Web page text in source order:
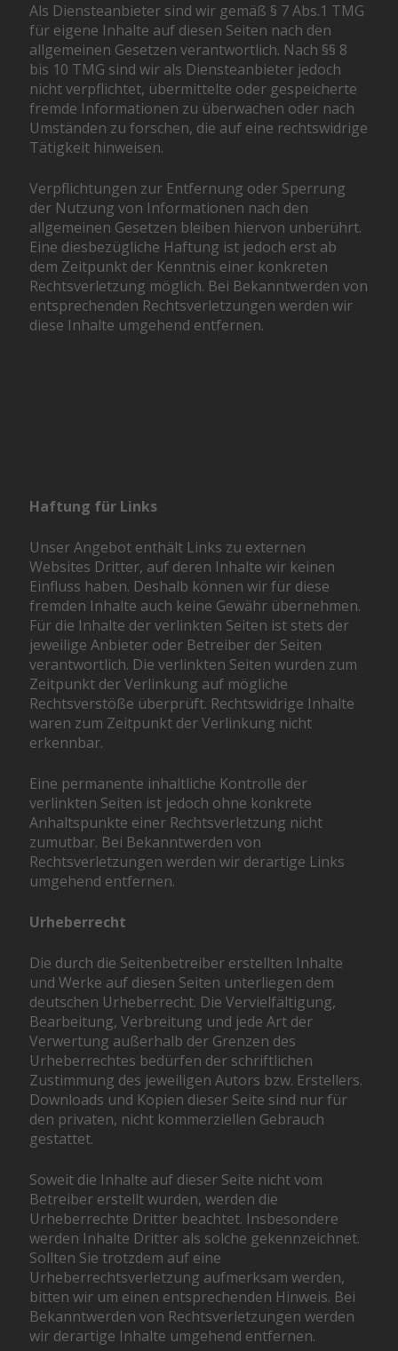
Als Diensteanbieter sind wir gemäß § 7 Abs.1 TMG
für eigene Inhalte auf diesen Seiten nach den
allgemeinen Gesetzen verantwortlich. Nach §§ 8
bis 10 TMG sind wir als Diensteanbieter jedoch
nicht verpflichtet, übermittelte oder gespeicherte
fremde Informationen zu überwachen oder nach
Umständen zu forschen, die auf eine rechtswidrige
Tätigkeit hinweisen.
Verpflichtungen zur Entfernung oder Sperrung
der Nutzung von Informationen nach den
allgemeinen Gesetzen bleiben hiervon unberührt.
Eine diesbezügliche Haftung ist jedoch erst ab
dem Zeitpunkt der Kenntnis einer konkreten
Rechtsverletzung möglich. Bei Bekanntwerden von
entsprechenden Rechtsverletzungen werden wir
diese Inhalte umgehend entfernen.
Haftung für Links
Unser Angebot enthält Links zu externen
Websites Dritter, auf deren Inhalte wir keinen
Einfluss haben. Deshalb können wir für diese
fremden Inhalte auch keine Gewähr übernehmen.
Für die Inhalte der verlinkten Seiten ist stets der
jeweilige Anbieter oder Betreiber der Seiten
verantwortlich. Die verlinkten Seiten wurden zum
Zeitpunkt der Verlinkung auf mögliche
Rechtsverstöße überprüft. Rechtswidrige Inhalte
waren zum Zeitpunkt der Verlinkung nicht
erkennbar.
Eine permanente inhaltliche Kontrolle der
verlinkten Seiten ist jedoch ohne konkrete
Anhaltspunkte einer Rechtsverletzung nicht
zumutbar. Bei Bekanntwerden von
Rechtsverletzungen werden wir derartige Links
umgehend entfernen.
Urheberrecht
Die durch die Seitenbetreiber erstellten Inhalte
und Werke auf diesen Seiten unterliegen dem
deutschen Urheberrecht. Die Vervielfältigung,
Bearbeitung, Verbreitung und jede Art der
Verwertung außerhalb der Grenzen des
Urheberrechtes bedürfen der schriftlichen
Zustimmung des jeweiligen Autors bzw. Erstellers.
Downloads und Kopien dieser Seite sind nur für
den privaten, nicht kommerziellen Gebrauch
gestattet.
Soweit die Inhalte auf dieser Seite nicht vom
Betreiber erstellt wurden, werden die
Urheberrechte Dritter beachtet. Insbesondere
werden Inhalte Dritter als solche gekennzeichnet.
Sollten Sie trotzdem auf eine
Urheberrechtsverletzung aufmerksam werden,
bitten wir um einen entsprechenden Hinweis. Bei
Bekanntwerden von Rechtsverletzungen werden
wir derartige Inhalte umgehend entfernen.